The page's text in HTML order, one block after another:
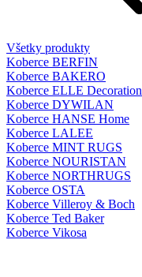
Všetky produkty
Koberce BERFIN
Koberce BAKERO
Koberce ELLE Decoration
Koberce DYWILAN
Koberce HANSE Home
Koberce LALEE
Koberce MINT RUGS
Koberce NOURISTAN
Koberce NORTHRUGS
Koberce OSTA
Koberce Villeroy & Boch
Koberce Ted Baker
Koberce Vikosa